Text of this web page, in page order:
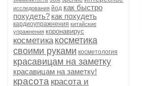
исследования йод как быстро
похудеть? как похудеть
кардиоупражнения китайские
упражнения коронавирус
косметика косметика
своими руками косметология
красавицам на заметку
красавицам на заметку!
красота красота и